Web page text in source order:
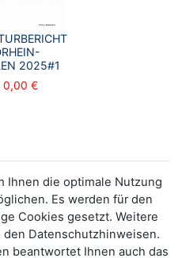
2025#1
0,00 €
Ihnen die optimale Nutzung
Es werden für den
Cookies gesetzt. Weitere
Datenschutzhinweisen.
beantwortet Ihnen auch das